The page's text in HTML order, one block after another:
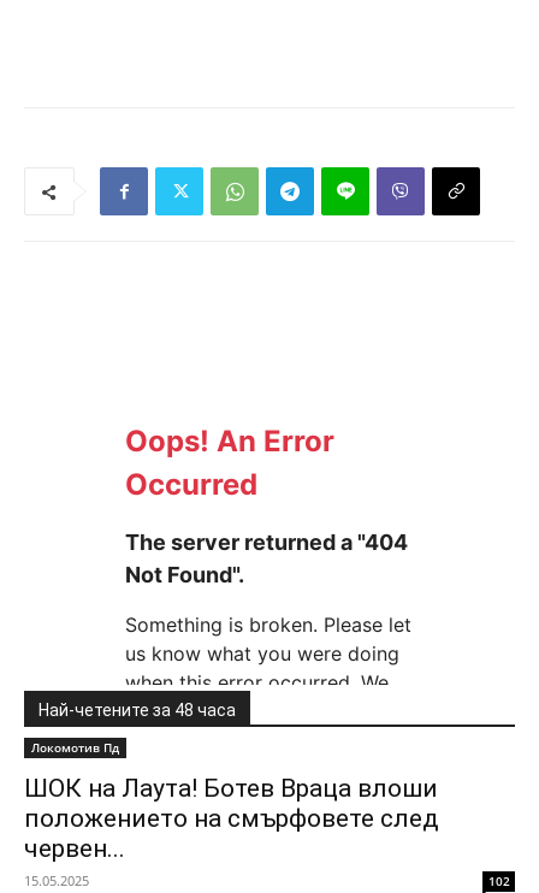
Най-четените за 48 часа
Локомотив Пд
ШОК на Лаута! Ботев Враца влоши
положението на смърфовете след
червен...
15.05.2025 102